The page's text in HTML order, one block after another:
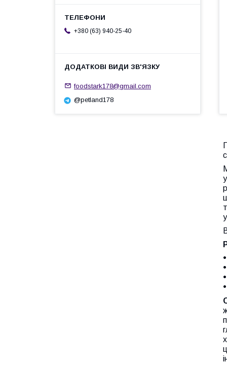
+380 (63) 940-25-40
foodstark178@gmail.com
@petland178